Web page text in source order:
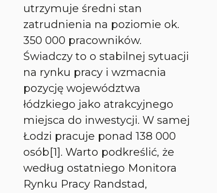
utrzymuje średni stan
zatrudnienia na poziomie ok.
350 000 pracowników.
Świadczy to o stabilnej sytuacji
na rynku pracy i wzmacnia
pozycję województwa
łódzkiego jako atrakcyjnego
miejsca do inwestycji. W samej
Łodzi pracuje ponad 138 000
osób[1]. Warto podkreślić, że
według ostatniego Monitora
Rynku Pracy Randstad,